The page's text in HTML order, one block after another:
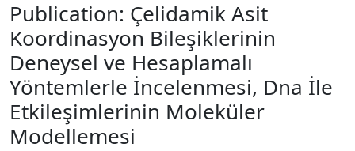
Statistics
Guide
Publication: Çelidamik Asit
Koordinasyon Bileşiklerinin
Deneysel ve Hesaplamalı
Yöntemlerle İncelenmesi, Dna İle
Etkileşimlerinin Moleküler
Modellemesi